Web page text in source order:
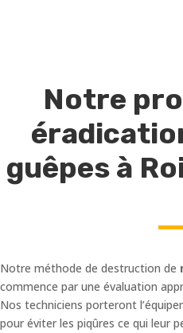
Notre
guêpes à
Notre méthode de destruction de
commence par une évaluation
Nos techniciens porteront
pour éviter les piqûres ce qui leur